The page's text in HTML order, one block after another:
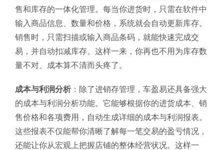
售和库存的一体化管理。每当你进货时，只需在软件中
输入商品信息、数量和价格，系统就会自动更新库存。
销售时，只需扫描或输入商品条码，就能快速完成交
易，并自动扣减库存。这样一来，你再也不用为库存数
量不对、成本算不清而头疼了。
成本与利润分析 ：除了进销存管理，车盈易还具备强大
的成本与利润分析功能。它能够根据你的进货成本、销
售价格和各项费用，自动生成详细的成本与利润报表。
这些报表不仅能帮你清晰了解每一笔交易的盈亏情况，
还能让你从宏观上把握店铺的整体经营状况。这样一